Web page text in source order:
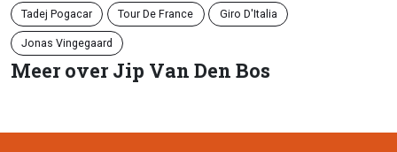
Tadej Pogacar Tour De France Giro D'Italia
Jonas Vingegaard
Meer over Jip Van Den Bos